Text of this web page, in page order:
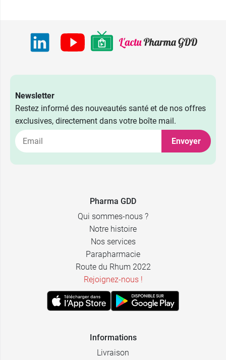
75 ml 19,99 €
Newsletter
Restez informé des nouveautés santé et de nos offres
exclusives, directement dans votre boîte mail.
Envoyer
Pharma GDD
Qui sommes-nous ?
Notre histoire
Nos services
Parapharmacie
Route du Rhum 2022
Rejoignez-nous !
Informations
Livraison